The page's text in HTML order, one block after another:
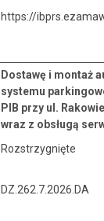
https://
Dostawę i montaż
systemu
PIB przy ul.
wraz z obsługą
Rozstrzygnięte
DZ.262.7.2026.DA